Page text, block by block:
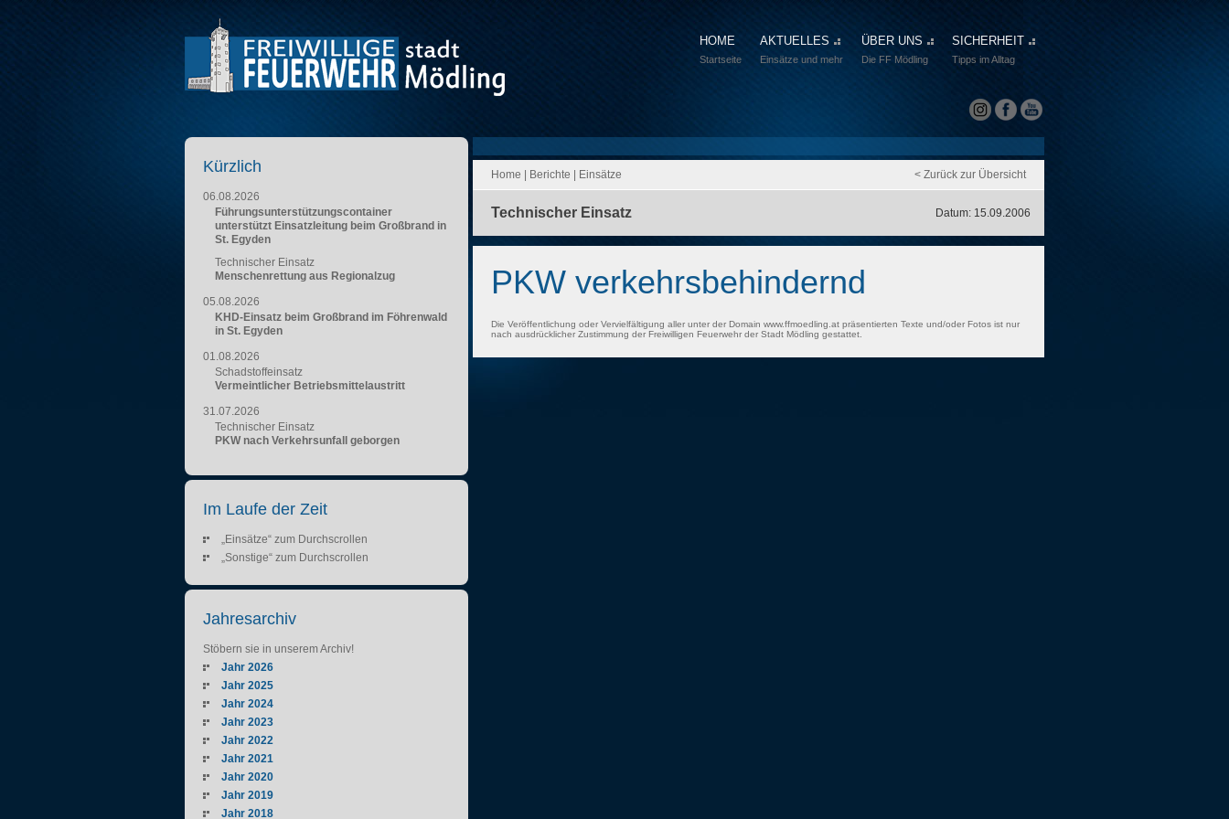
HOME
Startseite
AKTUELLES
Einsätze und mehr
ÜBER UNS
Die FF Mödling
SICHERHEIT
Tipps im Alltag
Home Berichte Einsätze < Zurück zur Übersicht
Technischer Einsatz Datum: 15.09.2006
PKW verkehrsbehindernd
Die Veröffentlichung oder Vervielfältigung aller unter der Domain www.ffmoedling.at präsentierten Texte und/oder Fotos ist nur
nach ausdrücklicher Zustimmung der Freiwilligen Feuerwehr der Stadt Mödling gestattet.
Kürzlich
06.08.2026
Führungsunterstützungscontainer
unterstützt Einsatzleitung beim Großbrand in
St. Egyden
Technischer Einsatz
Menschenrettung aus Regionalzug
05.08.2026
KHD-Einsatz beim Großbrand im Föhrenwald
in St. Egyden
01.08.2026
Schadstoffeinsatz
Vermeintlicher Betriebsmittelaustritt
31.07.2026
Technischer Einsatz
PKW nach Verkehrsunfall geborgen
Im Laufe der Zeit
„Einsätze“ zum Durchscrollen
„Sonstige“ zum Durchscrollen
Jahresarchiv
Stöbern sie in unserem Archiv!
Jahr 2026
Jahr 2025
Jahr 2024
Jahr 2023
Jahr 2022
Jahr 2021
Jahr 2020
Jahr 2019
Jahr 2018